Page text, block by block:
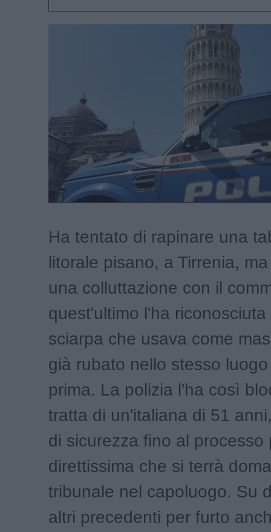
Ha tentato di rapinare una
litorale pisano, a Tirrenia,
una colluttazione con il
quest'ultimo l'ha
sciarpa che usava come
già rubato nello stesso
prima. La polizia l'ha così
tratta di un'italiana di 51
di sicurezza fino al processo
direttissima che si terrà
tribunale nel capoluogo. Su
altri precedenti per furto